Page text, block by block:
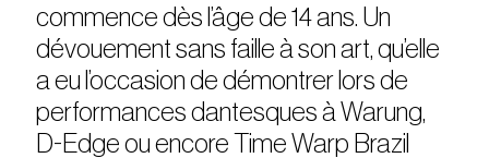
commence dès l’âge de 14 ans. Un
dévouement sans faille à son art, qu’elle
a eu l’occasion de démontrer lors de
performances dantesques à Warung,
D-Edge ou encore Time Warp Brazil